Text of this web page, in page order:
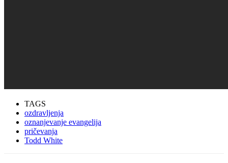
TAGS
ozdravljenja
oznanjevanje evangelija
pričevanja
Todd White